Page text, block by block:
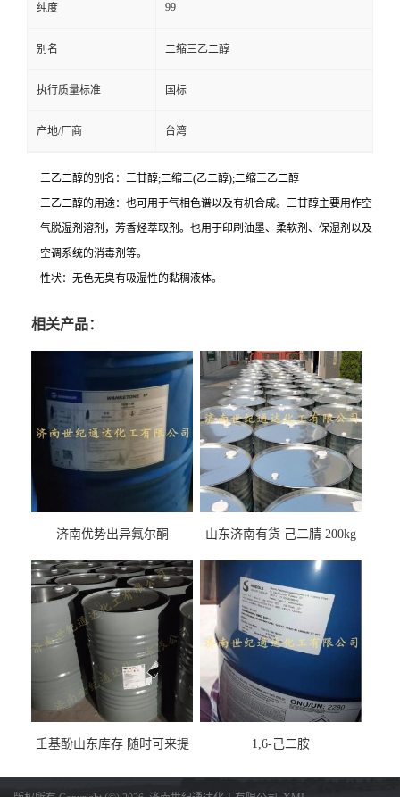
纯度 99
别名 二缩三乙二醇
执行质量标准 国标
产地/厂商 台湾
三乙二醇的别名：三甘醇;二缩三(乙二醇);二缩三乙二醇
三乙二醇的用途：也可用于气相色谱以及有机合成。三甘醇主要用作空
气脱湿剂溶剂，芳香烃萃取剂。也用于印刷油墨、柔软剂、保湿剂以及
空调系统的消毒剂等。
性状：无色无臭有吸湿性的黏稠液体。
相关产品：
济南优势出异氟尔酮
山东济南有货 己二腈 200kg
壬基酚山东库存 随时可来提
1,6-己二胺